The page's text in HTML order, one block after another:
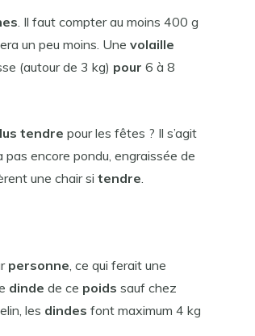
. Il faut compter au moins 400 g
un peu moins. Une volaille
(autour de 3 kg) pour 6 à 8
tendre pour les fêtes ? Il s’agit
pas encore pondu, engraissée de
une chair si tendre.
personne, ce qui ferait une
dinde de ce poids sauf chez
les dindes font maximum 4 kg